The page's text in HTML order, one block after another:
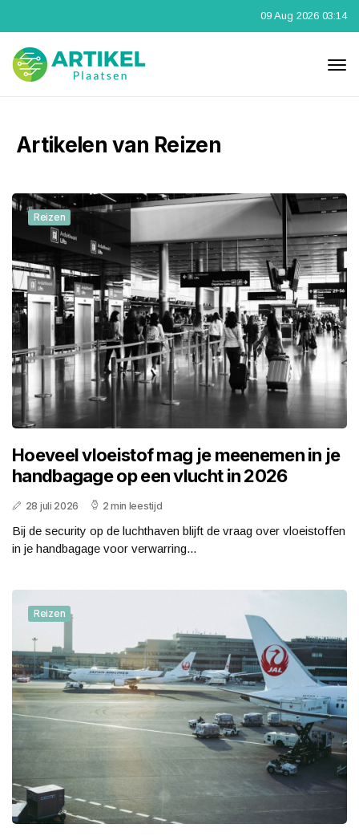
09 Aug 2026 03:14
Artikelen van Reizen
Reizen
Hoeveel vloeistof mag je meenemen in je
handbagage op een vlucht in 2026
28 juli 2026 2 min leestijd
Bij de security op de luchthaven blijft de vraag over vloeistoffen
in je handbagage voor verwarring...
Reizen